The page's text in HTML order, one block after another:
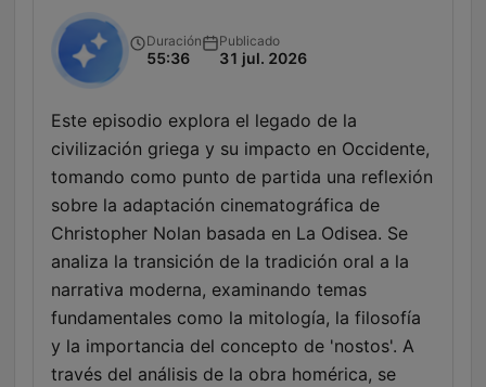
Duración
55:36
Publicado
31 jul. 2026
Este episodio explora el legado de la
civilización griega y su impacto en Occidente,
tomando como punto de partida una reflexión
sobre la adaptación cinematográfica de
Christopher Nolan basada en La Odisea. Se
analiza la transición de la tradición oral a la
narrativa moderna, examinando temas
fundamentales como la mitología, la filosofía
y la importancia del concepto de 'nostos'. A
través del análisis de la obra homérica, se